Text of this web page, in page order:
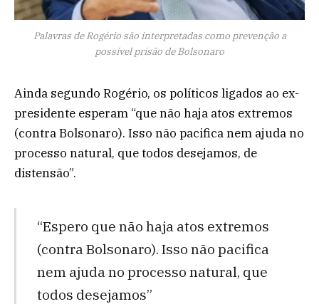
Palavras de Rogério são interpretadas como prevenção a
possível prisão de Bolsonaro
Ainda segundo Rogério, os políticos ligados ao ex-
presidente esperam “que não haja atos extremos
(contra Bolsonaro). Isso não pacifica nem ajuda no
processo natural, que todos desejamos, de
distensão”.
“Espero que não haja atos extremos
(contra Bolsonaro). Isso não pacifica
nem ajuda no processo natural, que
todos desejamos”